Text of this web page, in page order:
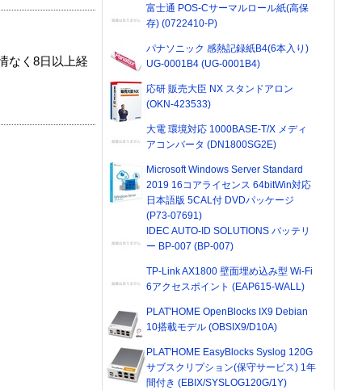
なく8日以上経
富士通 POS-Cサーマルロール紙(高保
存) (0722410-P)
パナソニック 感熱記録紙B4(6本入り)
UG-0001B4 (UG-0001B4)
応研 販売大臣 NX スタンドアロン
(OKN-423533)
大電 環境対応 1000BASE-T/X メディ
アコンバータ (DN1800SG2E)
Microsoft Windows Server Standard
2019 16コアライセンス 64bitWin対応
日本語版 5CAL付 DVDパッケージ
(P73-07691)
IDEC AUTO-ID SOLUTIONS バッテリ
ー BP-007 (BP-007)
TP-Link AX1800 壁面埋め込み型 Wi-Fi
6アクセスポイント (EAP615-WALL)
PLAT'HOME OpenBlocks IX9 Debian
10搭載モデル (OBSIX9/D10A)
PLAT'HOME EasyBlocks Syslog 120G
サブスクリプション(保守サービス) 1年
間付き (EBIX/SYSLOG120G/1Y)